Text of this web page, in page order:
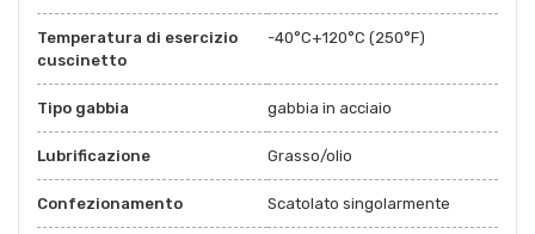
Temperatura di esercizio
cuscinetto
-40°C+120°C (250°F)
Tipo gabbia gabbia in acciaio
Lubrificazione Grasso/olio
Confezionamento Scatolato singolarmente